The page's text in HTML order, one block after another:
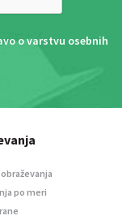
o varstvu osebnih
po meri